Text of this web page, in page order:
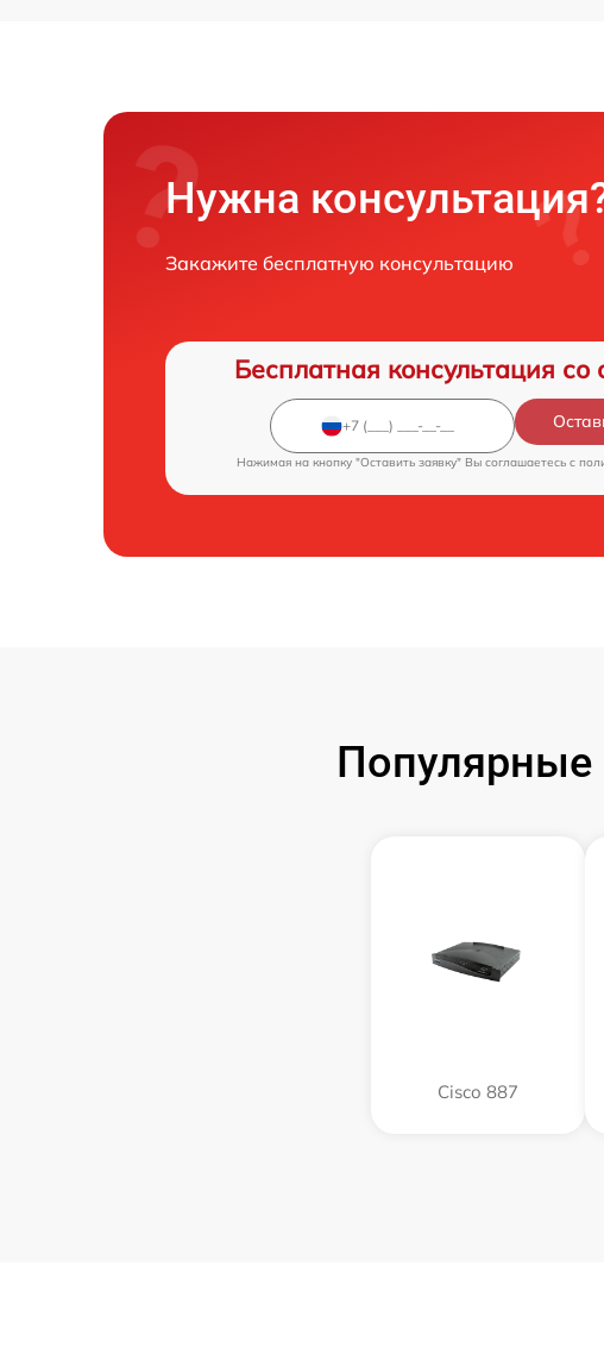
Нужна
Закажите бесплатную консультацию
Бесплатная консультация со
Нажимая на кнопку "Оставить заявку" Вы соглашаетесь c
Популярные
Cisco 887